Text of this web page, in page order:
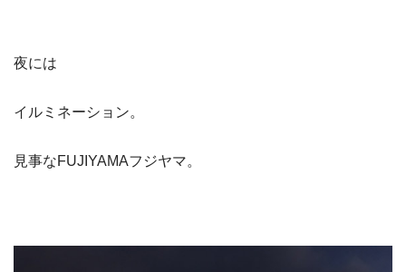
夜には
イルミネーション。
見事なFUJIYAMAフジヤマ。